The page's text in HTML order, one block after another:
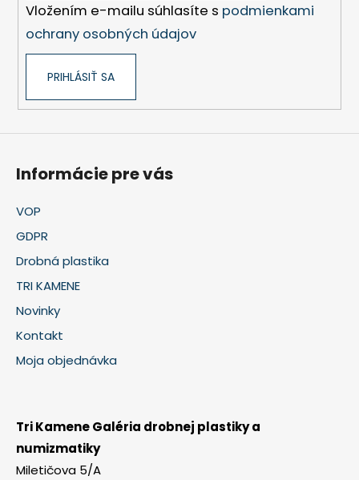
Vložením e-mailu súhlasíte s podmienkami
ochrany osobných údajov
PRIHLÁSIŤ SA
Informácie pre vás
VOP
GDPR
Drobná plastika
TRI KAMENE
Novinky
Kontakt
Moja objednávka
Tri Kamene Galéria drobnej plastiky a
numizmatiky
Miletičova 5/A